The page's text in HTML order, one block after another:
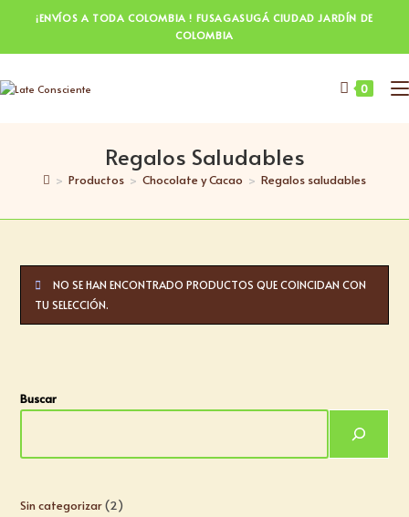
¡ENVÍOS A TODA COLOMBIA ! FUSAGASUGÁ CIUDAD JARDÍN DE
COLOMBIA
0
Regalos Saludables
> Productos > Chocolate y Cacao > Regalos saludables
NO SE HAN ENCONTRADO PRODUCTOS QUE COINCIDAN CON
TU SELECCIÓN.
Buscar
Sin categorizar 2